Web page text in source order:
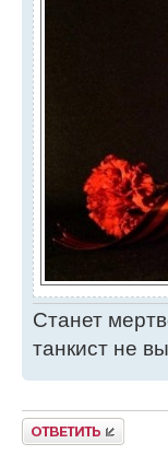
Станет
танкист не
Ответить